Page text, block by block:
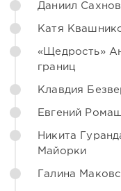
Даниил
Катя
«Щедрость»
границ
Клавдия
Евгений
Никита
Майорки
Галина